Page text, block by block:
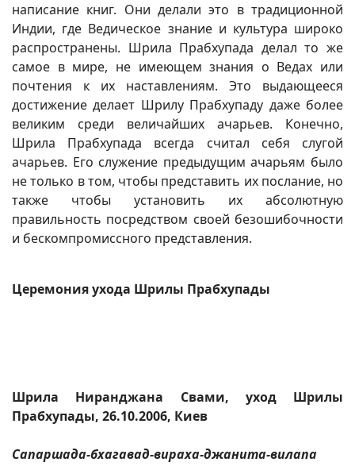
написание книг. Они делали это в традиционной
Индии, где Ведическое знание и культура широко
распространены. Шрила Прабхупада делал то же
самое в мире, не имеющем знания о Ведах или
почтения к их наставлениям. Это выдающееся
достижение делает Шрилу Прабхупаду даже более
великим среди величайших ачарьев. Конечно,
Шрила Прабхупада всегда считал себя слугой
ачарьев. Его служение предыдущим ачарьям было
не только в том, чтобы представить их послание, но
также чтобы установить их абсолютную
правильность посредством своей безошибочности
и бескомпромиссного представления.
Церемония ухода Шрилы Прабхупады
Шрила Ниранджана Свами, уход Шрилы
Прабхупады, 26.10.2006, Киев
Сапаршада-бхагавад-вираха-джанита-вилапа